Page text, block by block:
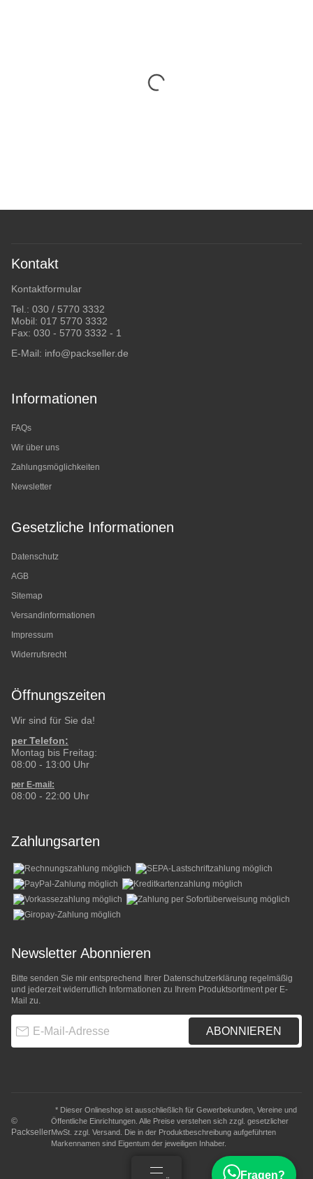
Kontakt
Kontaktformular
Tel.: 030 / 5770 3332
Mobil: 017 5770 3332
Fax: 030 - 5770 3332 - 1
E-Mail: info@packseller.de
Informationen
FAQs
Wir über uns
Zahlungsmöglichkeiten
Newsletter
Gesetzliche Informationen
Datenschutz
AGB
Sitemap
Versandinformationen
Impressum
Widerrufsrecht
Öffnungszeiten
Wir sind für Sie da!
per Telefon:
Montag bis Freitag:
08:00 - 13:00 Uhr
per E-mail:
08:00 - 22:00 Uhr
Zahlungsarten
Newsletter Abonnieren
Bitte senden Sie mir entsprechend Ihrer Datenschutzerklärung regelmäßig
und jederzeit widerruflich Informationen zu Ihrem Produktsortiment per E-
Mail zu.
ABONNIEREN
©
Packseller
* Dieser Onlineshop ist ausschließlich für Gewerbekunden, Vereine und
Öffentliche Einrichtungen. Alle Preise verstehen sich zzgl. gesetzlicher
MwSt. zzgl. Versand . Die in der Produktbeschreibung aufgeführten
Markennamen sind Eigentum der jeweiligen Inhaber.
Fragen?